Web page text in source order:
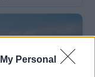
Personal